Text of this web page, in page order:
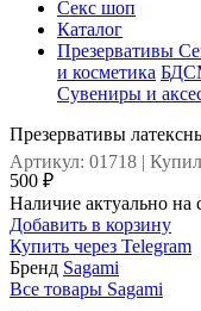
Секс шоп
Каталог
Презервативы
и косметика
Сувениры и
Презервативы
Артикул: 01718 |
500 ₽
Наличие актуально на
Добавить в корзину
Купить через Telegram
Бренд Sagami
Все товары Sagami